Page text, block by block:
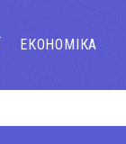
ЕКОНОМІКА